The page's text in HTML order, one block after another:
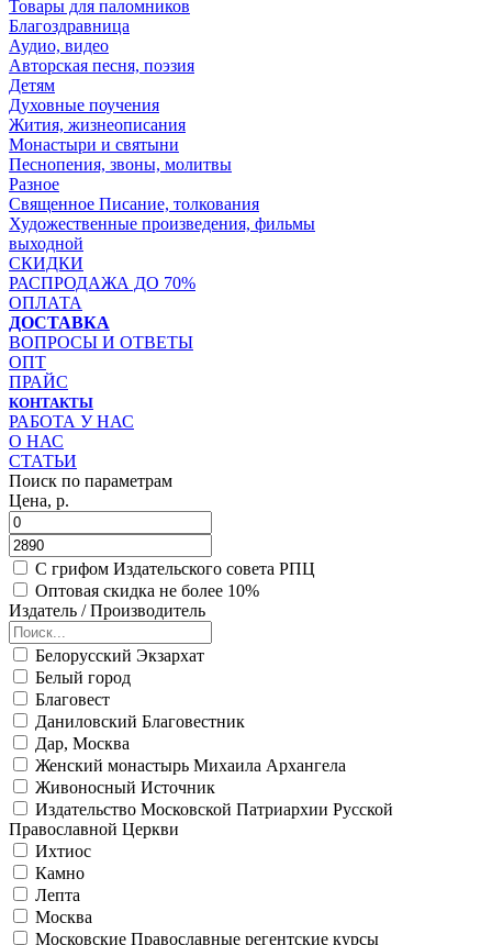
Товары для паломников
Благоздравница
Аудио, видео
Авторская песня, поэзия
Детям
Духовные поучения
Жития, жизнеописания
Монастыри и святыни
Песнопения, звоны, молитвы
Разное
Священное Писание, толкования
Художественные произведения, фильмы
выходной
СКИДКИ
РАСПРОДАЖА ДО 70%
ОПЛАТА
ДОСТАВКА
ВОПРОСЫ И ОТВЕТЫ
ОПТ
ПРАЙС
КОНТАКТЫ
РАБОТА У НАС
О НАС
СТАТЬИ
Поиск по параметрам
Цена, р.
С грифом Издательского совета РПЦ
Оптовая скидка не более 10%
Издатель / Производитель
Белорусский Экзархат
Белый город
Благовест
Даниловский Благовестник
Дар, Москва
Женский монастырь Михаила Архангела
Живоносный Источник
Издательство Московской Патриархии Русской
Православной Церкви
Ихтиос
Камно
Лепта
Москва
Московские Православные регентские курсы